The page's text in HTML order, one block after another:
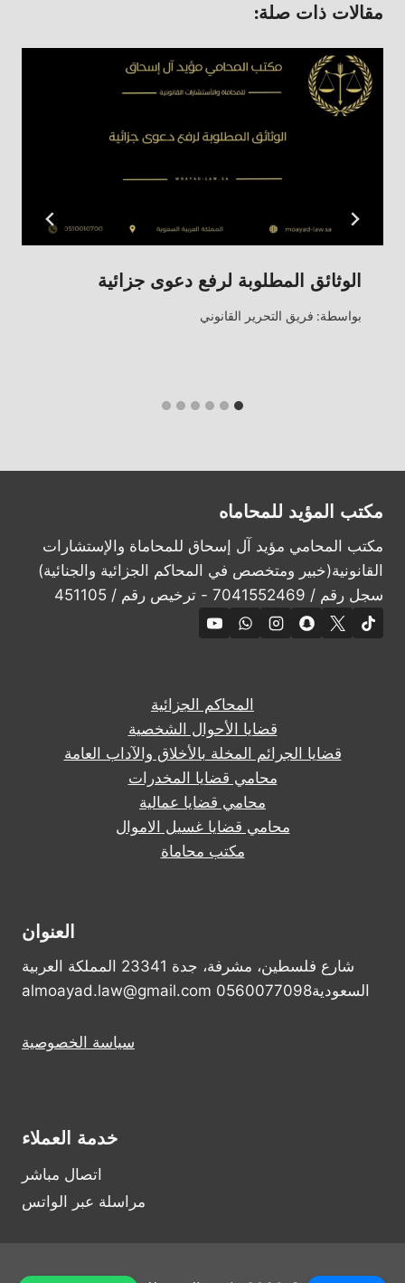
مقالات ذات صلة:
الوثائق المطلوبة لرفع دعوى جزائية
بواسطة: فريق التحرير القانوني
مكتب المؤيد للمحاماه
مكتب المحامي مؤيد آل إسحاق للمحاماة والإستشارات
القانونية(خبير ومتخصص في المحاكم الجزائية والجنائية)
سجل رقم / 7041552469 - ترخيص رقم / 451105
المحاكم الجزائية
قضايا الأحوال الشخصية
قضايا الجرائم المخلة بالأخلاق والآداب العامة
محامي قضايا المخدرات
محامي قضايا عمالية
محامي قضايا غسيل الاموال
مكتب محاماة
العنوان
شارع فلسطين، مشرفة، جدة 23341 المملكة العربية
السعودية0560077098 almoayad.law@gmail.com
سياسة الخصوصية
خدمة العملاء
اتصال مباشر
مراسلة عبر الواتس